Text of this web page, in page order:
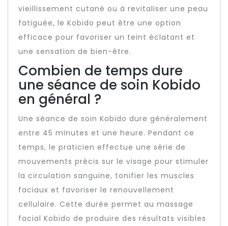
vieillissement cutané ou à revitaliser une peau
fatiguée, le Kobido peut être une option
efficace pour favoriser un teint éclatant et
une sensation de bien-être.
Combien de temps dure
une séance de soin Kobido
en général ?
Une séance de soin Kobido dure généralement
entre 45 minutes et une heure. Pendant ce
temps, le praticien effectue une série de
mouvements précis sur le visage pour stimuler
la circulation sanguine, tonifier les muscles
faciaux et favoriser le renouvellement
cellulaire. Cette durée permet au massage
facial Kobido de produire des résultats visibles